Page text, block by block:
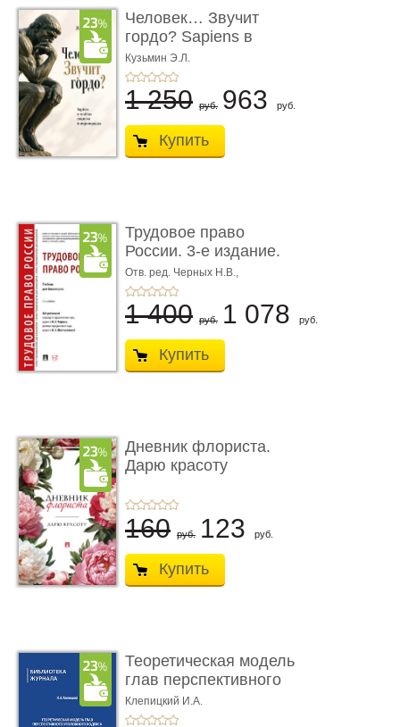
Человек… Звучит
гордо? Sapiens в
тенётах социума � ...
Кузьмин Э.Л.
1 250 руб. 963 руб.
Купить
Трудовое право
России. 3-е издание.
Учебник для ...
Отв. ред. Черных Н.В.,
Шестерякова И.В.
1 400 руб. 1 078 руб.
Купить
Дневник флориста.
Дарю красоту
160 руб. 123 руб.
Купить
Теоретическая модель
глав перспективного
УК о ...
Клепицкий И.А.